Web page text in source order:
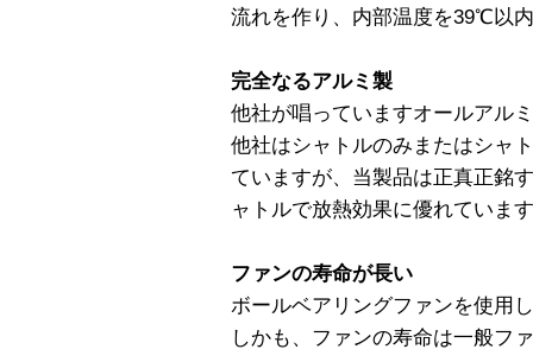
流れを作り、内部温度を39℃以
完全なるアルミ製
他社が唱っていますオールアル
他社はシャトルのみまたはシャ
ていますが、当製品は正真正銘
ャトルで放熱効果に優れていま
ファンの寿命が長い
ボールベアリングファンを使用
しかも、ファンの寿命は一般フ